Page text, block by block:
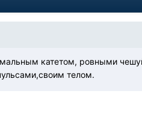
катетом, ровными
телом.